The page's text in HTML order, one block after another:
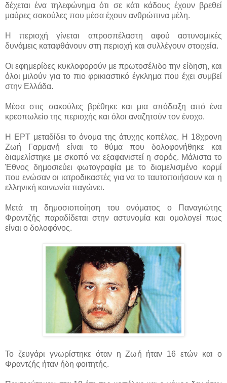
δέχεται ένα τηλεφώνημα ότι σε κάτι κάδους έχουν βρεθεί
μαύρες σακούλες που μέσα έχουν ανθρώπινα μέλη.
Η περιοχή γίνεται απροσπέλαστη αφού αστυνομικές
δυνάμεις καταφθάνουν στη περιοχή και συλλέγουν στοιχεία.
Οι εφημερίδες κυκλοφορούν με πρωτοσέλιδο την είδηση, και
όλοι μιλούν για το πιο φρικιαστικό έγκλημα που έχει συμβεί
στην Ελλάδα.
Μέσα στις σακούλες βρέθηκε και μια απόδειξη από ένα
κρεοπωλείο της περιοχής και όλοι αναζητούν τον ένοχο.
Η ΕΡΤ μεταδίδει το όνομα της άτυχης κοπέλας. Η 18χρονη
Ζωή Γαρμανή είναι το θύμα που δολοφονήθηκε και
διαμελίστηκε με σκοπό να εξαφανιστεί η σορός. Μάλιστα το
Έθνος δημοσιεύει φωτογραφία με το διαμελισμένο κορμί
που ενώσαν οι ιατροδικαστές για να το ταυτοποιήσουν και η
ελληνική κοινωνία παγώνει.
Μετά τη δημοσιοποίηση του ονόματος ο Παναγιώτης
Φραντζής παραδίδεται στην αστυνομία και ομολογεί πως
είναι ο δολοφόνος.
Το ζευγάρι γνωρίστηκε όταν η Ζωή ήταν 16 ετών και ο
Φραντζής ήταν ήδη φοιτητής.